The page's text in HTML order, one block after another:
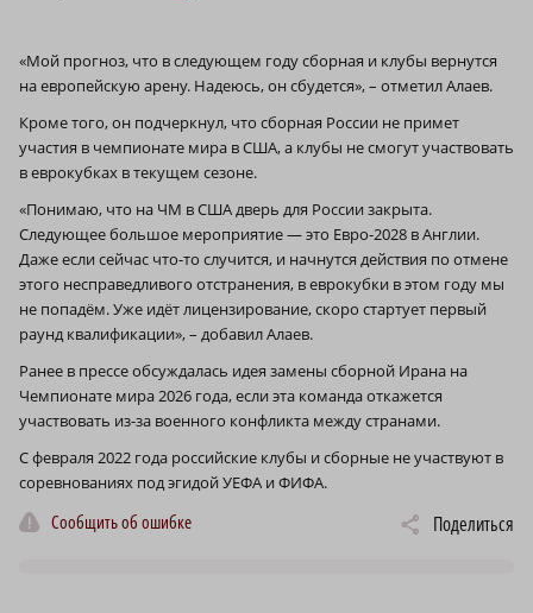
«Мой прогноз, что в следующем году сборная и клубы вернутся
на европейскую арену. Надеюсь, он сбудется», – отметил Алаев.
Кроме того, он подчеркнул, что сборная России не примет
участия в чемпионате мира в США, а клубы не смогут участвовать
в еврокубках в текущем сезоне.
«Понимаю, что на ЧМ в США дверь для России закрыта.
Следующее большое мероприятие — это Евро-2028 в Англии.
Даже если сейчас что-то случится, и начнутся действия по отмене
этого несправедливого отстранения, в еврокубки в этом году мы
не попадём. Уже идёт лицензирование, скоро стартует первый
раунд квалификации», – добавил Алаев.
Ранее в прессе обсуждалась идея замены сборной Ирана на
Чемпионате мира 2026 года, если эта команда откажется
участвовать из-за военного конфликта между странами.
С февраля 2022 года российские клубы и сборные не участвуют в
соревнованиях под эгидой УЕФА и ФИФА.
Сообщить об ошибке Поделиться